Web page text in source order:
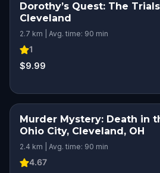
Dorothy’s Quest: The
Cleveland
2.7 km | Avg. time: 90 min
1
$9.99
Murder Mystery: Death in
Ohio City, Cleveland, OH
2.4 km | Avg. time: 90 min
4.67